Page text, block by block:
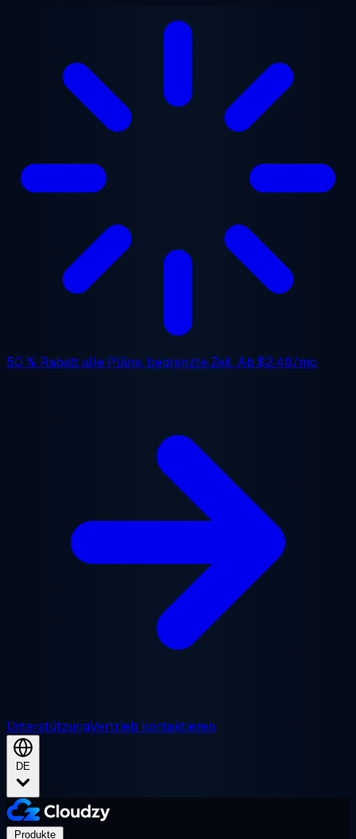
50 % Rabattalle Pläne, begrenzte Zeit. Ab $2.48/mo
UnterstützungVertrieb kontaktieren
DE